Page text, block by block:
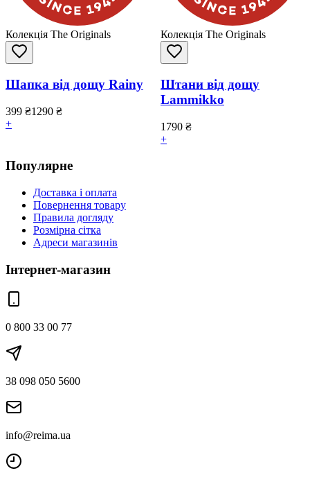
Колекція The Originals
Шапка від дощу Rainy
399 ₴1290 ₴
+
Колекція The Originals
Штани від дощу
Lammikko
1790 ₴
+
Популярне
Доставка і оплата
Повернення товару
Правила догляду
Розмірна сітка
Адреси магазинів
Інтернет-магазин
0 800 33 00 77
38 098 050 5600
info@reima.ua